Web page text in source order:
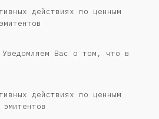
действиях по ценным
Уведомляем Вас о том, что в
действиях по ценным